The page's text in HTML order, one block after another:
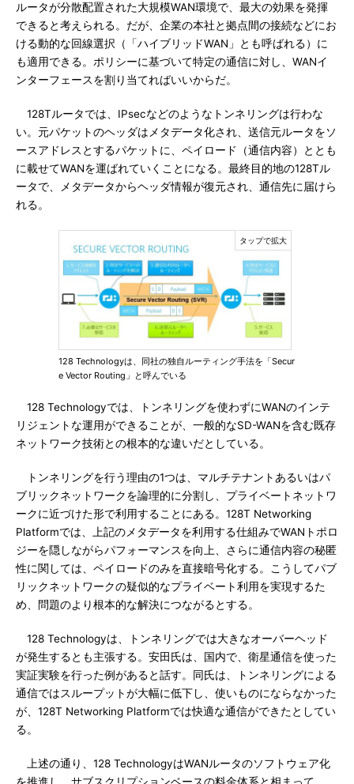
ルータが分散配置された大規模WAN環境で、最大の効果を発揮
できると考えられる。だが、企業の本社と拠点間の接続などにお
ける動的な回線選択（「ハイブリッドWAN」とも呼ばれる）に
も適用できる。ポリシーに基づいて特定の通信に対し、WANイ
ンターフェースを割り当てればいいからだ。
128Tルータでは、IPsecなどのようなトンネリングは行わな
い。元パケットのヘッダはメタデータ化され、送信元ルータをソ
ースアドレスとするパケットに、ペイロード（通信内容）ととも
に載せてWANを運ばれていくことになる。最終目的地の128Tル
ータで、メタデータからヘッダ情報が復元され、通信先に届けら
れる。
128 Technologyは、同社の独自ルーティング手法を「Secur
e Vector Routing」と呼んでいる
128 Technologyでは、トンネリングを使わずにWANのインテ
リジェントな運用ができることが、一般的なSD-WANを含む既存
ネットワーク技術との根本的な違いだとしている。
トンネリングを行う理由の1つは、マルチテナントあるいはパ
ブリックネットワークを論理的に分割し、プライベートネットワ
ークに近づけた形で利用することにある。128T Networking
Platformでは、上記のメタデータを利用する仕組みでWANトポロ
ジーを隠しながらパフォーマンスを向上、さらに通信内容の秘匿
性に関しては、ペイロードのみを直接暗号化する。こうしてパブ
リックネットワークの疑似的なプライベート利用を実現するた
め、問題のより根本的な解決につながるとする。
128 Technologyは、トンネリングでは大きなオーバーヘッド
が発生するとも主張する。安田氏は、国内で、衛星通信を使った
実証実験を行った例があると話す。同氏は、トンネリングによる
通信ではスループットが大幅に低下し、使いものにならなかった
が、128T Networking Platformでは快適な通信ができたとしてい
る。
上述の通り、128 TechnologyはWANルータのソフトウェア化